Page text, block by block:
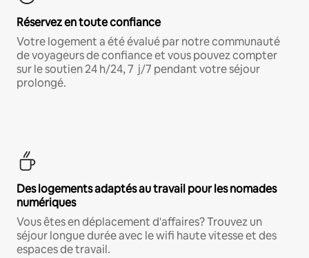
Réservez en toute confiance
Votre logement a été évalué par notre communauté
de voyageurs de confiance et vous pouvez compter
sur le soutien 24 h/24, 7 j/7 pendant votre séjour
prolongé.
Des logements adaptés au travail pour les nomades
numériques
Vous êtes en déplacement d'affaires? Trouvez un
séjour longue durée avec le wifi haute vitesse et des
espaces de travail.